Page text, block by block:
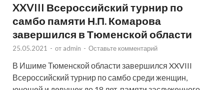
XXVIII Всероссийский турнир по
самбо памяти Н.П. Комарова
завершился в Тюменской области
25.05.2021 - от admin - Оставьте комментарий
В Ишиме Тюменской области завершился XXVIII
Всероссийский турнир по самбо среди женщин,